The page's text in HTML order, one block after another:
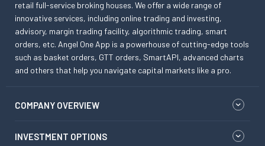
retail full-service broking houses. We offer a wide range of
innovative services, including online trading and investing,
advisory, margin trading facility, algorithmic trading, smart
orders, etc. Angel One App is a powerhouse of cutting-edge tools
such as basket orders, GTT orders, SmartAPI, advanced charts
and others that help you navigate capital markets like a pro.
COMPANY OVERVIEW
INVESTMENT OPTIONS